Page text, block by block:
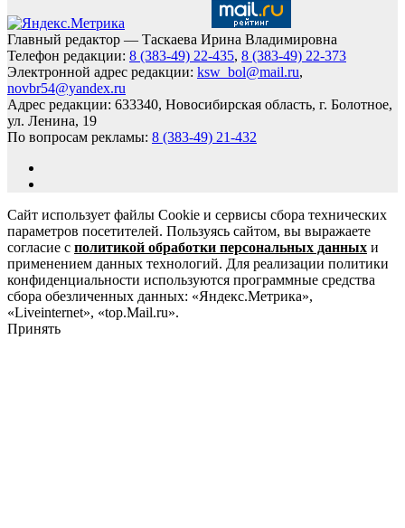
Главный редактор — Таскаева Ирина Владимировна
Телефон редакции: 8 (383-49) 22-435, 8 (383-49) 22-373
Электронной адрес редакции: ksw_bol@mail.ru,
novbr54@yandex.ru
Адрес редакции: 633340, Новосибирская область, г. Болотное,
ул. Ленина, 19
По вопросам рекламы: 8 (383-49) 21-432
Сайт использует файлы Cookie и сервисы сбора технических
параметров посетителей. Пользуясь сайтом, вы выражаете
согласие с политикой обработки персональных данных и
применением данных технологий. Для реализации политики
конфиденциальности используются программные средства
сбора обезличенных данных: «Яндекс.Метрика»,
«Liveinternet», «top.Mail.ru».
Принять